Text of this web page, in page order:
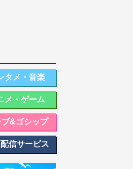
タメ・音楽
メ・ゲーム
ブ&ゴシップ
信サービス